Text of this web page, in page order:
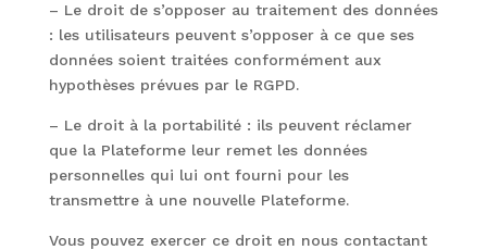
– Le droit de s’opposer au traitement des données
: les utilisateurs peuvent s’opposer à ce que ses
données soient traitées conformément aux
hypothèses prévues par le RGPD.
– Le droit à la portabilité : ils peuvent réclamer
que la Plateforme leur remet les données
personnelles qui lui ont fourni pour les
transmettre à une nouvelle Plateforme.
Vous pouvez exercer ce droit en nous contactant